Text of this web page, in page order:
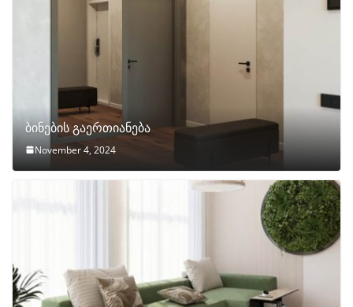
ბინების გაერთიანება
November 4, 2024